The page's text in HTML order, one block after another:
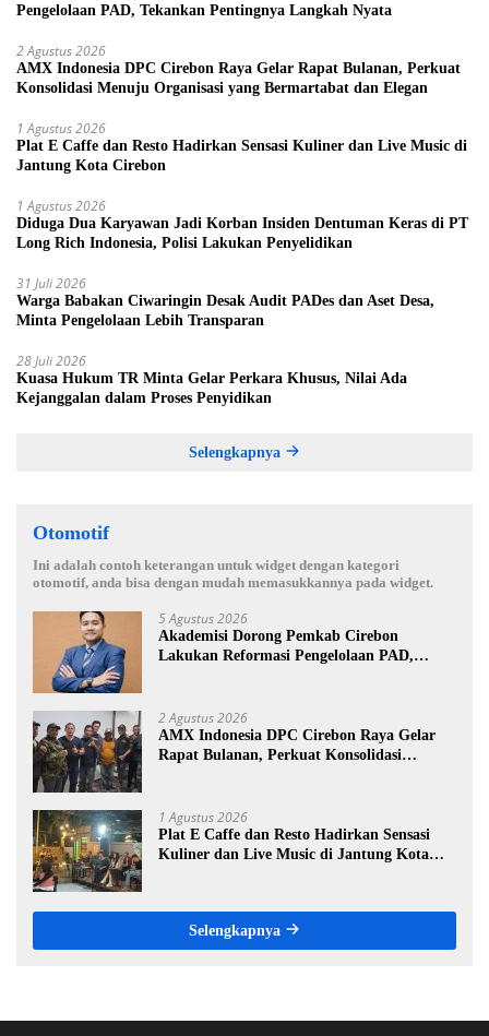
Pengelolaan PAD, Tekankan Pentingnya Langkah Nyata
2 Agustus 2026
AMX Indonesia DPC Cirebon Raya Gelar Rapat Bulanan, Perkuat
Konsolidasi Menuju Organisasi yang Bermartabat dan Elegan
1 Agustus 2026
Plat E Caffe dan Resto Hadirkan Sensasi Kuliner dan Live Music di
Jantung Kota Cirebon
1 Agustus 2026
Diduga Dua Karyawan Jadi Korban Insiden Dentuman Keras di PT
Long Rich Indonesia, Polisi Lakukan Penyelidikan
31 Juli 2026
Warga Babakan Ciwaringin Desak Audit PADes dan Aset Desa,
Minta Pengelolaan Lebih Transparan
28 Juli 2026
Kuasa Hukum TR Minta Gelar Perkara Khusus, Nilai Ada
Kejanggalan dalam Proses Penyidikan
Selengkapnya
Otomotif
Ini adalah contoh keterangan untuk widget dengan kategori
otomotif, anda bisa dengan mudah memasukkannya pada widget.
5 Agustus 2026
Akademisi Dorong Pemkab Cirebon
Lakukan Reformasi Pengelolaan PAD,
2 Agustus 2026
AMX Indonesia DPC Cirebon Raya Gelar
Rapat Bulanan, Perkuat Konsolidasi
1 Agustus 2026
Plat E Caffe dan Resto Hadirkan Sensasi
Kuliner dan Live Music di Jantung Kota
Selengkapnya